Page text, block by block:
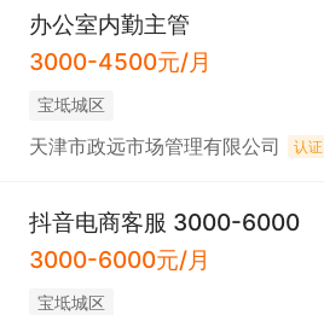
办公室内勤主管
3000-4500元/月
宝坻城区
天津市政远市场管理有限公司 认证
抖音电商客服 3000-6000
3000-6000元/月
宝坻城区